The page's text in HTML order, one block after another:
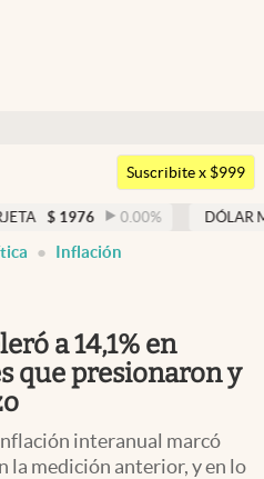
Argentina
Suscribite x $999
0.00 % DÓLAR MEP 1526,03
Inflación
a 14,1% en
que presionaron y
interanual marcó
la medición anterior, y en lo